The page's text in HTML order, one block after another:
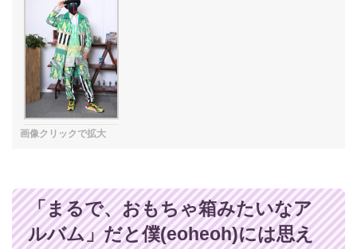
「まるで、おもちゃ箱みたいなア
ルバム」だと僕(eoheoh)には思え